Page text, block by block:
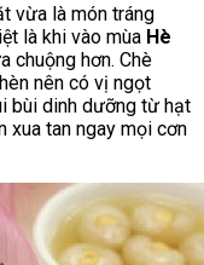
vừa là món tráng
là khi vào mùa Hè
chuộng hơn. Chè
nên có vị ngọt
bùi dinh dưỡng từ hạt
xua tan ngay mọi cơn